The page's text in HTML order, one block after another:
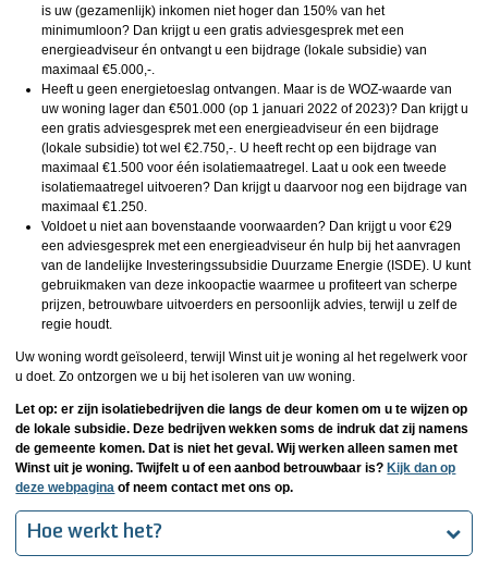
is uw (gezamenlijk) inkomen niet hoger dan 150% van het
minimumloon? Dan krijgt u een gratis adviesgesprek met een
energieadviseur én ontvangt u een bijdrage (lokale subsidie) van
maximaal €5.000,-.
Heeft u geen energietoeslag ontvangen. Maar is de WOZ-waarde van
uw woning lager dan €501.000 (op 1 januari 2022 of 2023)? Dan krijgt u
een gratis adviesgesprek met een energieadviseur én een bijdrage
(lokale subsidie) tot wel €2.750,-. U heeft recht op een bijdrage van
maximaal €1.500 voor één isolatiemaatregel. Laat u ook een tweede
isolatiemaatregel uitvoeren? Dan krijgt u daarvoor nog een bijdrage van
maximaal €1.250.
Voldoet u niet aan bovenstaande voorwaarden? Dan krijgt u voor €29
een adviesgesprek met een energieadviseur én hulp bij het aanvragen
van de landelijke Investeringssubsidie Duurzame Energie (ISDE). U kunt
gebruikmaken van deze inkoopactie waarmee u profiteert van scherpe
prijzen, betrouwbare uitvoerders en persoonlijk advies, terwijl u zelf de
regie houdt.
Uw woning wordt geïsoleerd, terwijl Winst uit je woning al het regelwerk voor
u doet. Zo ontzorgen we u bij het isoleren van uw woning.
Let op: er zijn isolatiebedrijven die langs de deur komen om u te wijzen op
de lokale subsidie. Deze bedrijven wekken soms de indruk dat zij namens
de gemeente komen. Dat is niet het geval. Wij werken alleen samen met
Winst uit je woning. Twijfelt u of een aanbod betrouwbaar is? Kijk dan op
deze webpagina of neem contact met ons op.
Hoe werkt het?